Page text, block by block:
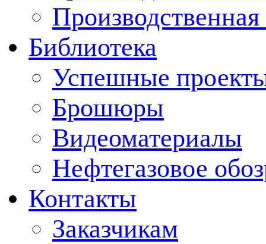
Производственная
Библиотека
Успешные
Брошюры
Видеоматериалы
Нефтегазовое
Контакты
Заказчикам